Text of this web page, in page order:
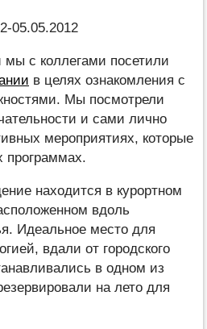
05.05.2012
мы с коллегами посетили
в целях ознакомления с
Мы посмотрели
и сами лично
мероприятиях, которые
программах.
находится в курортном
вдоль
Идеальное место для
вдали от городского
в одном из
на лето для